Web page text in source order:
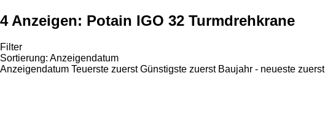
4 Anzeigen: Potain IGO 32 Turmdrehkrane
Filter
Sortierung: Anzeigendatum
Anzeigendatum Teuerste zuerst Günstigste zuerst Baujahr - neueste zuerst